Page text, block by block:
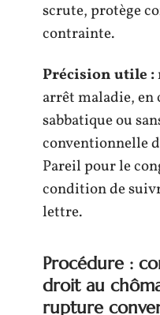
scrute, protège
contrainte.
Précision utile :
arrêt maladie, en
sabbatique ou
conventionnelle
Pareil pour le
condition de
lettre.
Procédure :
droit au
rupture